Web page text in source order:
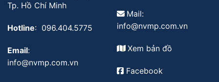
Tp. Hồ Chí Minh
Hotline: 096.404.5775
Email:
info@nvmp.com.vn
Mail:
info@nvmp.com.vn
Xem bản đồ
Facebook